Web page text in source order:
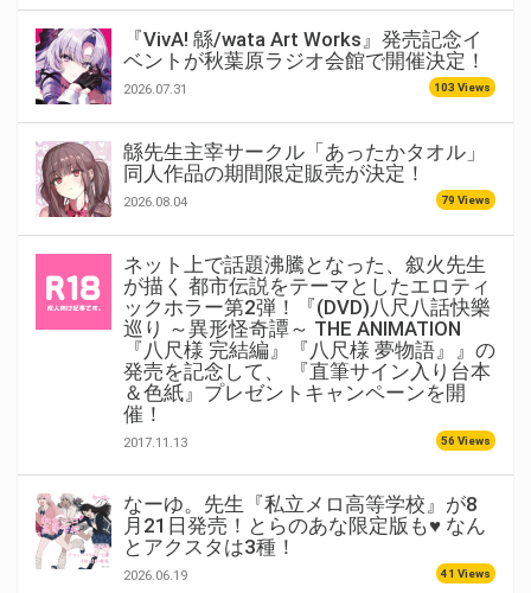
『VivA! 緜/wata Art Works』発売記念イ
ベントが秋葉原ラジオ会館で開催決定！
2026.07.31 103 Views
緜先生主宰サークル「あったかタオル」
同人作品の期間限定販売が決定！
2026.08.04 79 Views
ネット上で話題沸騰となった、叙火先生
が描く 都市伝説をテーマとしたエロティ
ックホラー第2弾！『(DVD)八尺八話快樂
巡り ～異形怪奇譚～ THE ANIMATION
『八尺様 完結編』『八尺様 夢物語』』の
発売を記念して、 『直筆サイン入り台本
＆色紙』プレゼントキャンペーンを開
催！
2017.11.13 56 Views
なーゆ。先生『私立メロ高等学校』が8
月21日発売！とらのあな限定版も♥ なん
とアクスタは3種！
2026.06.19 41 Views